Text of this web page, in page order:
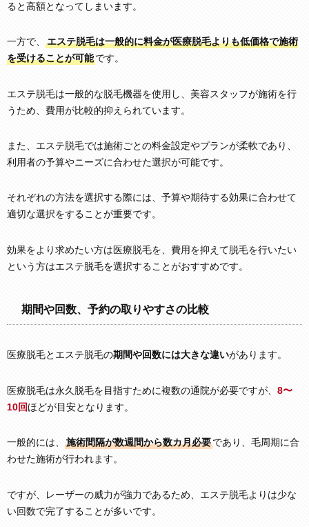
ると高額となってしまいます。
一方で、
エステ脱毛は一般的に料金が医療脱毛よりも低価格で施術
を受けることが可能 です。
エステ脱毛は一般的な脱毛機器を使用し、美容スタッフが施術を行
うため、費用が比較的抑えられています。
また、エステ脱毛では施術ごとの料金設定やプランが柔軟であり、
利用者の予算やニーズに合わせた選択が可能です。
それぞれの方法を選択する際には、予算や期待する効果に合わせて
適切な選択をすることが重要です。
効果をより求めたい方は医療脱毛を、費用を抑えて脱毛を行いたい
という方はエステ脱毛を選択することがおすすめです。
期間や回数、予約の取りやすさの比較
医療脱毛とエステ脱毛の期間や回数には大きな違いがあります。
医療脱毛は永久脱毛を目指すために複数の通院が必要ですが、 8〜
10回 ほどが目安となります。
一般的には、 施術間隔が数週間から数カ月必要 であり、毛周期に合
わせた施術が行われます。
ですが、レーザーの威力が強力であるため、エステ脱毛よりは少な
い回数で完了することが多いです。